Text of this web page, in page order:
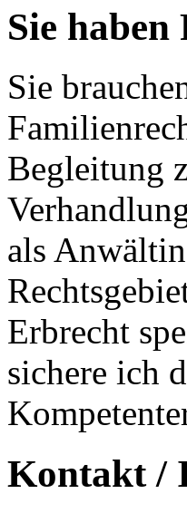
Sie
Sie
Begleitung
als
Erbrecht
sichere ich
Kontakt /